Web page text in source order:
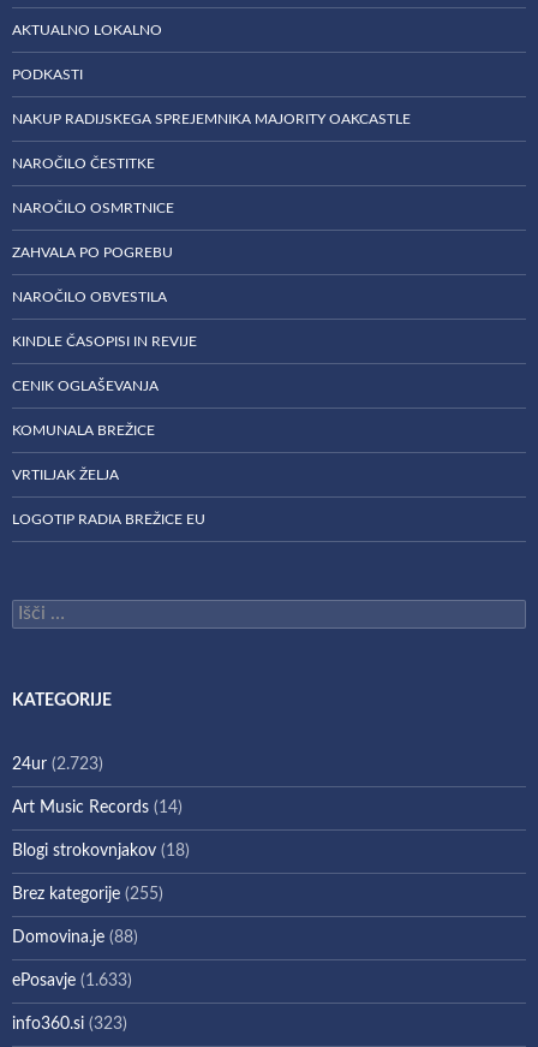
AKTUALNO LOKALNO
PODKASTI
NAKUP RADIJSKEGA SPREJEMNIKA MAJORITY OAKCASTLE
NAROČILO ČESTITKE
NAROČILO OSMRTNICE
ZAHVALA PO POGREBU
NAROČILO OBVESTILA
KINDLE ČASOPISI IN REVIJE
CENIK OGLAŠEVANJA
KOMUNALA BREŽICE
VRTILJAK ŽELJA
LOGOTIP RADIA BREŽICE EU
Išči:
KATEGORIJE
24ur (2.723)
Art Music Records (14)
Blogi strokovnjakov (18)
Brez kategorije (255)
Domovina.je (88)
ePosavje (1.633)
info360.si (323)